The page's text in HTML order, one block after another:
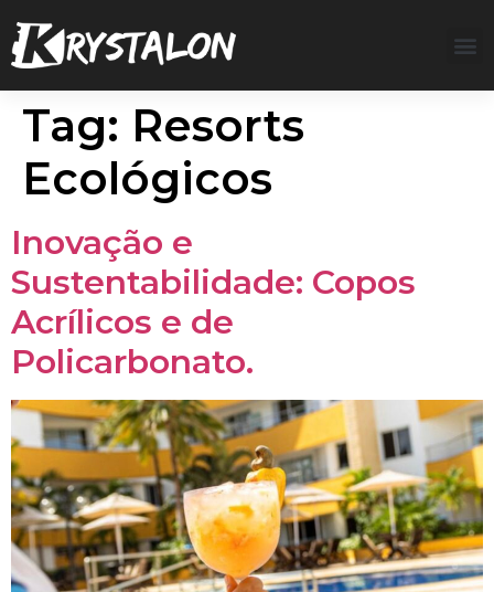
Tag: Resorts
Ecológicos
Inovação e
Sustentabilidade: Copos
Acrílicos e de
Policarbonato.